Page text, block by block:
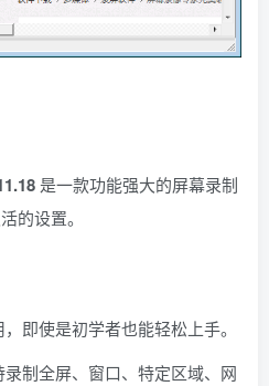
是一款功能强大的屏幕录制
的设置。
即使是初学者也能轻松上手。
录制全屏、窗口、特定区域、网